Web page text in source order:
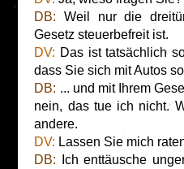
DB: Weil nur die
Gesetz steuerbefreit ist.
DV: Das ist tatsächlich
dass Sie sich mit Autos
DB: ... und mit Ihrem
nein, das tue ich nicht.
andere.
DV: Lassen Sie mich
DB: Ich enttäusche